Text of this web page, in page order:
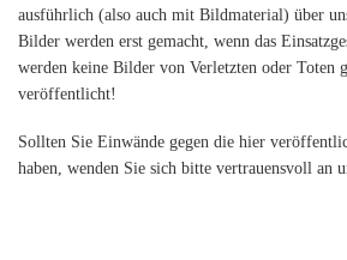
ausführlich (also auch mit Bildmaterial) über
Bilder werden erst gemacht, wenn das
werden keine Bilder von Verletzten oder Toten
veröffentlicht!
Sollten Sie Einwände gegen die hier
haben, wenden Sie sich bitte vertrauensvoll an